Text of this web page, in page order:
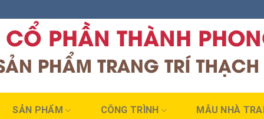
SẢN PHẨM CÔNG TRÌNH MẪU NHÀ